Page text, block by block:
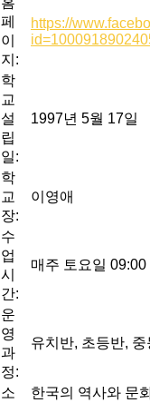
페
이
지:
https://
학
교
설
립
일:
1997년 5월 17일
학
교
장:
이영애
수
업
시
간:
매주 토요일 09:00
운
영
과
정:
유치반, 초등반, 중
소
한국의 역사와 문